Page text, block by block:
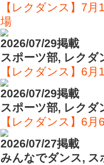
【レクダンス】7
場
2026/07/29掲載
スポーツ部, レクダ
【レクダンス】6
2026/07/29掲載
スポーツ部, レクダ
【レクダンス】6
2026/07/27掲載
みんなでダンス, ス